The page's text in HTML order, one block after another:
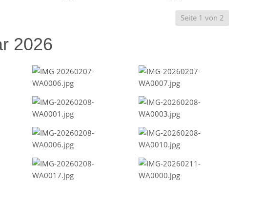
Seite 1 von 2
2026